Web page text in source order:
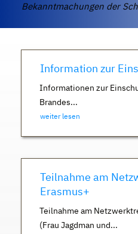
Bekanntmachungen der
Information zur
Informationen zur
Brandes...
weiter lesen
Teilnahme am
Erasmus+
Teilnahme am
(Frau Jagdman und...